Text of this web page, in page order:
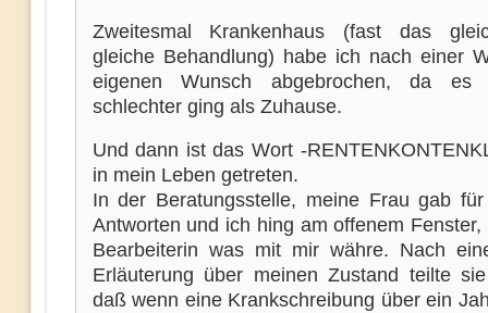
Zweitesmal Krankenhaus (fast das
gleiche Behandlung) habe ich nach einer
eigenen Wunsch abgebrochen, da
schlechter ging als Zuhause.
Und dann ist das Wort -
in mein Leben getreten.
In der Beratungsstelle, meine Frau gab
Antworten und ich hing am offenem Fenster,
Bearbeiterin was mit mir währe. Nach
Erläuterung über meinen Zustand teilte
daß wenn eine Krankschreibung über ein